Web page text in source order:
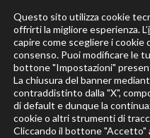
Solo per
Questo sito utilizza cookie
offrirti la migliore esperienza. L’
capire come scegliere i cookie
consenso. Puoi modificare le
bottone "Impostazioni"
La chiusura del banner
contraddistinto dalla "X",
di default e dunque la
cookie o altri strumenti di
Cliccando il bottone "Accetto"